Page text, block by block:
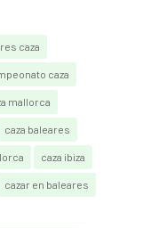
caza
caza
mallorca
caza baleares
caza ibiza
cazar en baleares